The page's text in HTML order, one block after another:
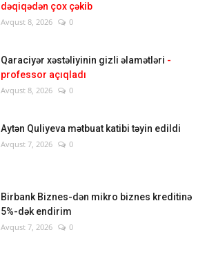
dəqiqədən çox çəkib
Avqust 8, 2026 0
Qaraciyər xəstəliyinin gizli əlamətləri -
professor açıqladı
Avqust 8, 2026 0
Aytən Quliyeva mətbuat katibi təyin edildi
Avqust 7, 2026 0
Birbank Biznes-dən mikro biznes kreditinə
5%-dək endirim
Avqust 7, 2026 0